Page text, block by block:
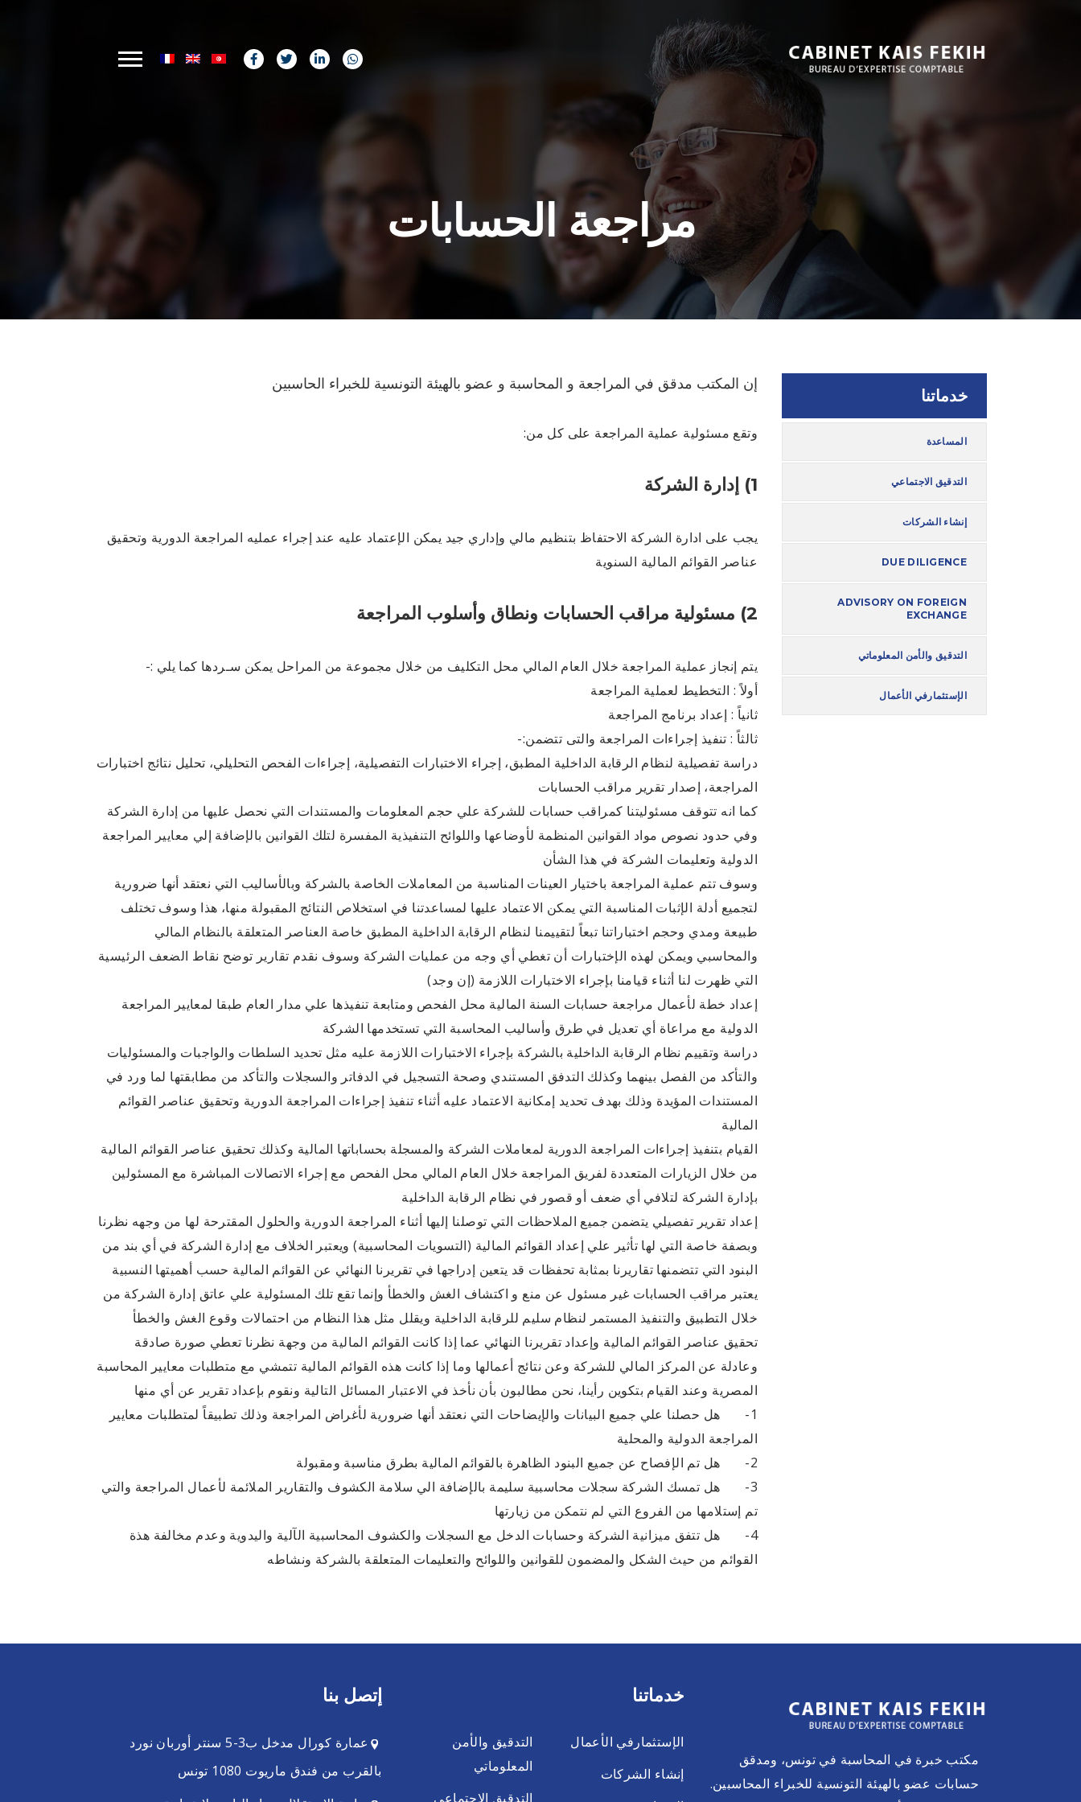
مراجعة الحسابات
إن المكتب مدقق في المراجعة و المحاسبة و عضو بالهيئة التونسية للخبراء الحاسبين
وتقع مسئولية عملية المراجعة على كل من:
1) إدارة الشركة
يجب على ادارة الشركة الاحتفاظ بتنظيم مالي وإداري جيد يمكن الإعتماد عليه عند إجراء عمليه المراجعة الدورية وتحقيق
عناصر القوائم المالية السنوية
2) مسئولية مراقب الحسابات ونطاق وأسلوب المراجعة
يتم إنجاز عملية المراجعة خلال العام المالي محل التكليف من خلال مجموعة من المراحل يمكن سـردها كما يلي :-
أولاً : التخطيط لعملية المراجعة
ثانياً : إعداد برنامج المراجعة
ثالثاً : تنفيذ إجراءات المراجعة والتى تتضمن:-
دراسة تفصيلية لنظام الرقابة الداخلية المطبق، إجراء الاختبارات التفصيلية، إجراءات الفحص التحليلي، تحليل نتائج اختبارات
المراجعة، إصدار تقرير مراقب الحسابات
كما انه تتوقف مسئوليتنا كمراقب حسابات للشركة علي حجم المعلومات والمستندات التي نحصل عليها من إدارة الشركة
وفي حدود نصوص مواد القوانين المنظمة لأوضاعها واللوائح التنفيذية المفسرة لتلك القوانين بالإضافة إلي معايير المراجعة
الدولية وتعليمات الشركة في هذا الشأن
وسوف تتم عملية المراجعة باختيار العينات المناسبة من المعاملات الخاصة بالشركة وبالأساليب التي نعتقد أنها ضرورية
لتجميع أدلة الإثبات المناسبة التي يمكن الاعتماد عليها لمساعدتنا في استخلاص النتائج المقبولة منها، هذا وسوف تختلف
طبيعة ومدي وحجم اختباراتنا تبعاً لتقييمنا لنظام الرقابة الداخلية المطبق خاصة العناصر المتعلقة بالنظام المالي
والمحاسبي ويمكن لهذه الإختبارات أن تغطي أي وجه من عمليات الشركة وسوف نقدم تقارير توضح نقاط الضعف الرئيسية
التي ظهرت لنا أثناء قيامنا بإجراء الاختبارات اللازمة (إن وجد)
إعداد خطة لأعمال مراجعة حسابات السنة المالية محل الفحص ومتابعة تنفيذها علي مدار العام طبقا لمعايير المراجعة
الدولية مع مراعاة أي تعديل في طرق وأساليب المحاسبة التي تستخدمها الشركة
دراسة وتقييم نظام الرقابة الداخلية بالشركة بإجراء الاختبارات اللازمة عليه مثل تحديد السلطات والواجبات والمسئوليات
والتأكد من الفصل بينهما وكذلك التدفق المستندي وصحة التسجيل في الدفاتر والسجلات والتأكد من مطابقتها لما ورد في
المستندات المؤيدة وذلك بهدف تحديد إمكانية الاعتماد عليه أثناء تنفيذ إجراءات المراجعة الدورية وتحقيق عناصر القوائم
المالية
القيام بتنفيذ إجراءات المراجعة الدورية لمعاملات الشركة والمسجلة بحساباتها المالية وكذلك تحقيق عناصر القوائم المالية
من خلال الزيارات المتعددة لفريق المراجعة خلال العام المالي محل الفحص مع إجراء الاتصالات المباشرة مع المسئولين
بإدارة الشركة لتلافي أي ضعف أو قصور في نظام الرقابة الداخلية
إعداد تقرير تفصيلي يتضمن جميع الملاحظات التي توصلنا إليها أثناء المراجعة الدورية والحلول المقترحة لها من وجهه نظرنا
وبصفة خاصة التي لها تأثير علي إعداد القوائم المالية (التسويات المحاسبية) ويعتبر الخلاف مع إدارة الشركة في أي بند من
البنود التي تتضمنها تقاريرنا بمثابة تحفظات قد يتعين إدراجها في تقريرنا النهائي عن القوائم المالية حسب أهميتها النسبية
يعتبر مراقب الحسابات غير مسئول عن منع و اكتشاف الغش والخطأ وإنما تقع تلك المسئولية علي عاتق إدارة الشركة من
خلال التطبيق والتنفيذ المستمر لنظام سليم للرقابة الداخلية ويقلل مثل هذا النظام من احتمالات وقوع الغش والخطأ
تحقيق عناصر القوائم المالية وإعداد تقريرنا النهائي عما إذا كانت القوائم المالية من وجهة نظرنا تعطي صورة صادقة
وعادلة عن المركز المالي للشركة وعن نتائج أعمالها وما إذا كانت هذه القوائم المالية تتمشي مع متطلبات معايير المحاسبة
المصرية وعند القيام بتكوين رأينا، نحن مطالبون بأن نأخذ في الاعتبار المسائل التالية ونقوم بإعداد تقرير عن أي منها
1- هل حصلنا علي جميع البيانات والإيضاحات التي نعتقد أنها ضرورية لأغراض المراجعة وذلك تطبيقاً لمتطلبات معايير
المراجعة الدولية والمحلية
2- هل تم الإفصاح عن جميع البنود الظاهرة بالقوائم المالية بطرق مناسبة ومقبولة
3- هل تمسك الشركة سجلات محاسبية سليمة بالإضافة الي سلامة الكشوف والتقارير الملائمة لأعمال المراجعة والتي
تم إستلامها من الفروع التي لم نتمكن من زيارتها
4- هل تتفق ميزانية الشركة وحسابات الدخل مع السجلات والكشوف المحاسبية الآلية واليدوية وعدم مخالفة هذة
القوائم من حيث الشكل والمضمون للقوانين واللوائح والتعليمات المتعلقة بالشركة ونشاطه
خدماتنا
المساعدة
التدقيق الاجتماعي
إنشاء الشركات
DUE DILIGENCE
ADVISORY ON FOREIGN
EXCHANGE
التدقيق والأمن المعلوماتي
الإستثمارفي الأعمال
مكتب خبرة في المحاسبة في تونس، ومدقق
حسابات عضو بالهيئة التونسية للخبراء المحاسبين.
خدماتنا
التدقيق والأمن
المعلوماتي
التدقيق الاجتماعي
الإستثمارفي الأعمال
إنشاء الشركات
إتصل بنا
عمارة كورال مدخل ب3-5 سنتر أوربان نورد
بالقرب من فندق ماريوت 1080 تونس